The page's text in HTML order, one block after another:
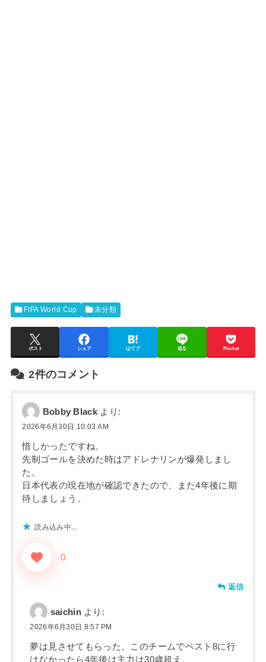
FIFA World Cup 未分類
ポスト シェア はてブ 送る Pocket
2件のコメント
Bobby Black より:
2026年6月30日 10:03 AM
惜しかったですね。
先制ゴールを決めた時はアドレナリンが爆発しまし
た。
日本代表の現在地が確認できたので、また4年後に期
待しましょう。
読み込み中…
0
返信
saichin より:
2026年6月30日 8:57 PM
夢は見させてもらった。このチームでベスト8に行
けなかったら4年後は主力は30歳超え。